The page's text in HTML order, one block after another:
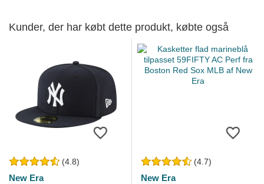
Kunder, der har købt dette produkt, købte også
(4.8)
New Era
(4.7)
New Era